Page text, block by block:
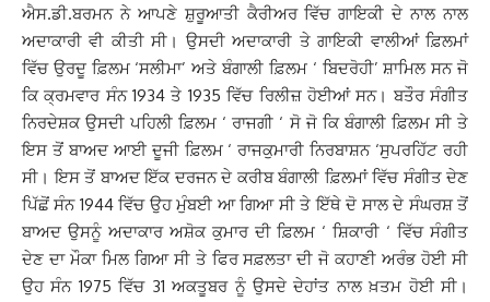
ਐਸ.ਡੀ.ਬਰਮਨ ਨੇ ਆਪਣੇ ਸ਼ੁਰੂਆਤੀ ਕੈਰੀਅਰ ਵਿੱਚ ਗਾਇਕੀ ਦੇ ਨਾਲ ਨਾਲ
ਅਦਾਕਾਰੀ ਵੀ ਕੀਤੀ ਸੀ। ਉਸਦੀ ਅਦਾਕਾਰੀ ਤੇ ਗਾਇਕੀ ਵਾਲੀਆਂ ਫ਼ਿਲਮਾਂ
ਵਿੱਚ ਉਰਦੂ ਫ਼ਿਲਮ ‘ਸਲੀਮਾ’ ਅਤੇ ਬੰਗਾਲੀ ਫ਼ਿਲਮ ‘ ਬਿਦਰੋਹੀ’ ਸ਼ਾਮਿਲ ਸਨ ਜੋ
ਕਿ ਕ੍ਰਮਵਾਰ ਸੰਨ 1934 ਤੇ 1935 ਵਿੱਚ ਰਿਲੀਜ਼ ਹੋਈਆਂ ਸਨ। ਬਤੌਰ ਸੰਗੀਤ
ਨਿਰਦੇਸ਼ਕ ਉਸਦੀ ਪਹਿਲੀ ਫ਼ਿਲਮ ‘ ਰਾਜਗੀ ‘ ਸੋ ਜੋ ਕਿ ਬੰਗਾਲੀ ਫ਼ਿਲਮ ਸੀ ਤੇ
ਇਸ ਤੋਂ ਬਾਅਦ ਆਈ ਦੂਜੀ ਫ਼ਿਲਮ ‘ ਰਾਜਕੁਮਾਰੀ ਨਿਰਬਾਸ਼ਨ ‘ਸੁਪਰਹਿੱਟ ਰਹੀ
ਸੀ। ਇਸ ਤੋਂ ਬਾਅਦ ਇੱਕ ਦਰਜਨ ਦੇ ਕਰੀਬ ਬੰਗਾਲੀ ਫ਼ਿਲਮਾਂ ਵਿੱਚ ਸੰਗੀਤ ਦੇਣ
ਪਿੱਛੋਂ ਸੰਨ 1944 ਵਿੱਚ ਉਹ ਮੁੰਬਈ ਆ ਗਿਆ ਸੀ ਤੇ ਇੱਥੇ ਦੋ ਸਾਲ ਦੇ ਸੰਘਰਸ਼ ਤੋਂ
ਬਾਅਦ ਉਸਨੂੰ ਅਦਾਕਾਰ ਅਸ਼ੋਕ ਕੁਮਾਰ ਦੀ ਫ਼ਿਲਮ ‘ ਸ਼ਿਕਾਰੀ ‘ ਵਿੱਚ ਸੰਗੀਤ
ਦੇਣ ਦਾ ਮੌਕਾ ਮਿਲ ਗਿਆ ਸੀ ਤੇ ਫਿਰ ਸਫ਼ਲਤਾ ਦੀ ਜੋ ਕਹਾਣੀ ਅਰੰਭ ਹੋਈ ਸੀ
ਉਹ ਸੰਨ 1975 ਵਿੱਚ 31 ਅਕਤੂਬਰ ਨੂੰ ਉਸਦੇ ਦੇਹਾਂਤ ਨਾਲ ਖ਼ਤਮ ਹੋਈ ਸੀ।